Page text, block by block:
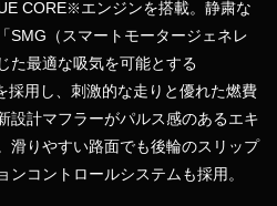
CORE※ エンジンを搭載。静粛な
SMG（スマートモータージェネレ
た最適な吸気を可能とする
採用し、刺激的な走りと優れた燃費
設計マフラーがパルス感のあるエキ
滑りやすい路面でも後輪のスリップ
ンコントロールシステムも採用。